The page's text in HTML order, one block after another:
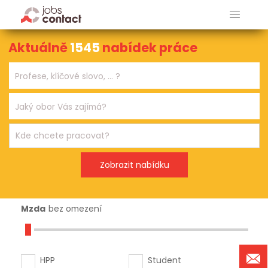
Aktuálně1545 nabídek práce
Mzda bez omezení
HPP
Student